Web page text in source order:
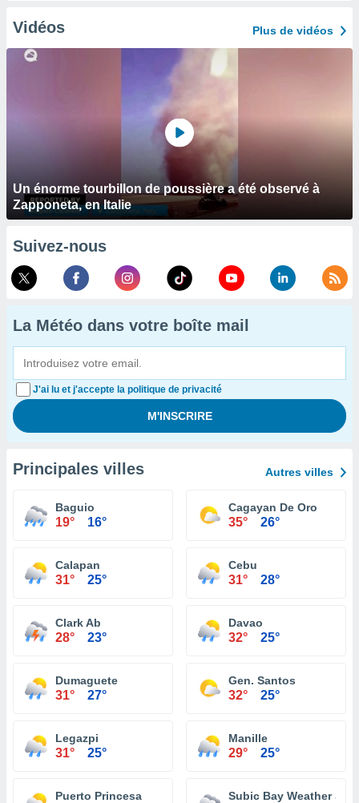
Vidéos Plus de vidéos
Un énorme tourbillon de poussière a été observé à
Zapponeta, en Italie
Suivez-nous
La Météo dans votre boîte mail
J'ai lu et j'accepte la politique de privacité
Principales villes Autres villes
Baguio
19° 16°
Cagayan De Oro
35° 26°
Calapan
31° 25°
Cebu
31° 28°
Clark Ab
28° 23°
Davao
32° 25°
Dumaguete
31° 27°
Gen. Santos
32° 25°
Legazpi
31° 25°
Manille
29° 25°
Puerto Princesa Subic Bay Weather